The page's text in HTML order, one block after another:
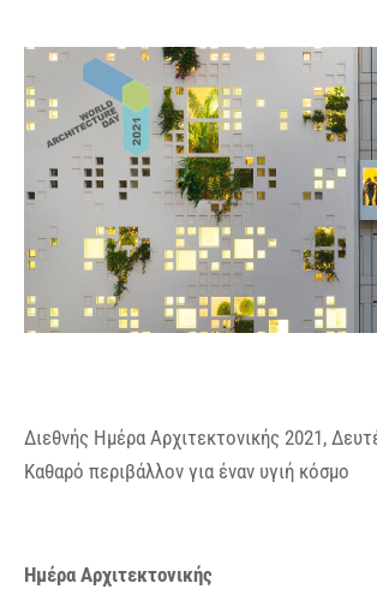
Διεθνής Ημέρα Αρχιτεκτονικής 2021,
Καθαρό περιβάλλον για έναν υγιή κόσμο
Ημέρα Αρχιτεκτονικής